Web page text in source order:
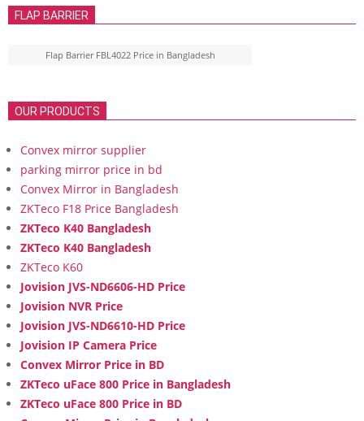
FLAP BARRIER
Flap Barrier FBL4022 Price in Bangladesh
OUR PRODUCTS
Convex mirror supplier
parking mirror price in bd
Convex Mirror in Bangladesh
ZKTeco F18 Price Bangladesh
ZKTeco K40 Bangladesh
ZKTeco K40 Bangladesh
ZKTeco K60
Jovision JVS-ND6606-HD Price
Jovision NVR Price
Jovision JVS-ND6610-HD Price
Jovision IP Camera Price
Convex Mirror Price in BD
ZKTeco uFace 800 Price in Bangladesh
ZKTeco uFace 800 Price in BD